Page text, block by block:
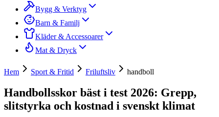
Bygg & Verktyg
Barn & Familj
Kläder & Accessoarer
Mat & Dryck
Hem Sport & Fritid Friluftsliv handboll
Handbollsskor bäst i test 2026: Grepp,
slitstyrka och kostnad i svenskt klimat